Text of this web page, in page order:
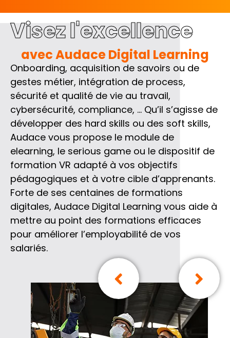
Visez l'excellence
avec Audace Digital Learning
Onboarding, acquisition de savoirs ou de
gestes métier, intégration de process,
sécurité et qualité de vie au travail,
cybersécurité, compliance, … Qu’il s’agisse de
développer des hard skills ou des soft skills,
Audace vous propose le module de
elearning, le serious game ou le dispositif de
formation VR adapté à vos objectifs
pédagogiques et à votre cible d’apprenants.
Forte de ses centaines de formations
digitales, Audace Digital Learning vous aide à
mettre au point des formations efficaces
pour améliorer l’employabilité de vos
salariés.